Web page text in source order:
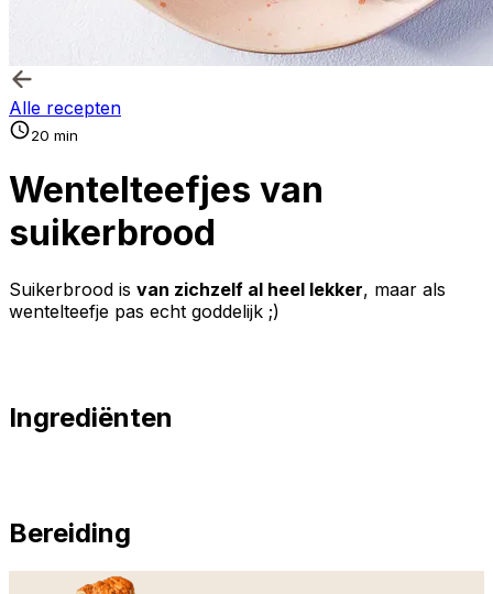
Alle recepten
20 min
Wentelteefjes van
suikerbrood
Suikerbrood is van zichzelf al heel lekker, maar als
wentelteefje pas echt goddelijk ;)
Ingrediënten
Bereiding